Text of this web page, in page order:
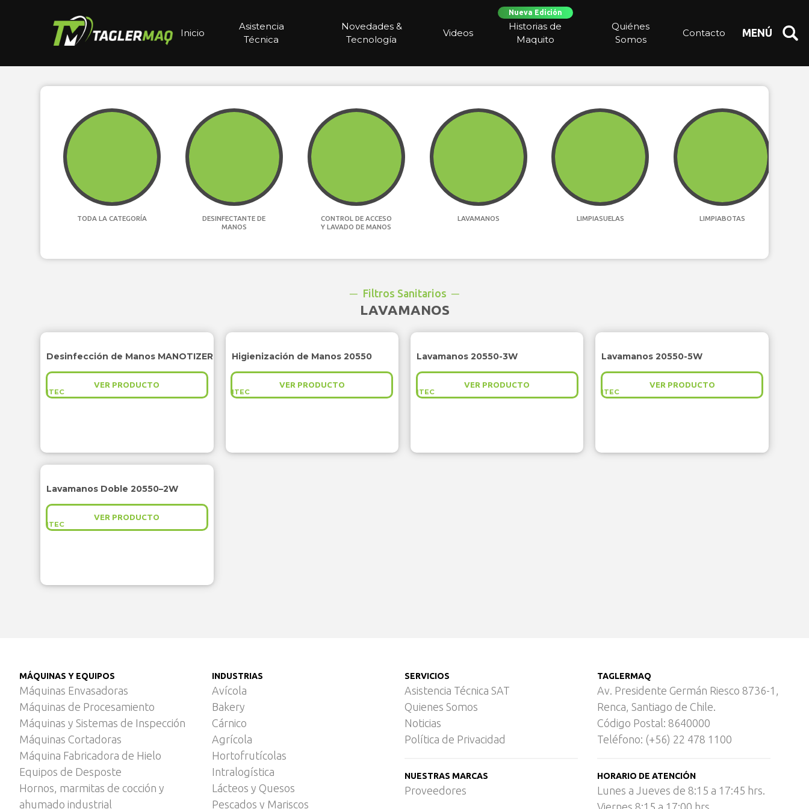
Inicio
Asistencia
Técnica
Novedades &
Tecnología
Videos
Nueva Edición
Historias de
Maquito
Quiénes
Somos
Contacto MENÚ
TODA LA CATEGORÍA
DESINFECTANTE DE
MANOS
CONTROL DE ACCESO
Y LAVADO DE MANOS
LAVAMANOS LIMPIASUELAS LIMPIABOTAS
Filtros Sanitarios
LAVAMANOS
ITEC
Desinfección de Manos MANOTIZER
VER PRODUCTO
ITEC
Higienización de Manos 20550
VER PRODUCTO
ITEC
Lavamanos 20550-3W
VER PRODUCTO
ITEC
Lavamanos 20550-5W
VER PRODUCTO
ITEC
Lavamanos Doble 20550–2W
VER PRODUCTO
MÁQUINAS Y EQUIPOS
Máquinas Envasadoras
Máquinas de Procesamiento
Máquinas y Sistemas de Inspección
Máquinas Cortadoras
Máquina Fabricadora de Hielo
Equipos de Desposte
Hornos, marmitas de cocción y
ahumado industrial
INDUSTRIAS
Avícola
Bakery
Cárnico
Agrícola
Hortofrutícolas
Intralogística
Lácteos y Quesos
Pescados y Mariscos
SERVICIOS
Asistencia Técnica SAT
Quienes Somos
Noticias
Política de Privacidad
NUESTRAS MARCAS
Proveedores
TAGLERMAQ
Av. Presidente Germán Riesco 8736-1,
Renca, Santiago de Chile.
Código Postal: 8640000
Teléfono: (+56) 22 478 1100
HORARIO DE ATENCIÓN
Lunes a Jueves de 8:15 a 17:45 hrs.